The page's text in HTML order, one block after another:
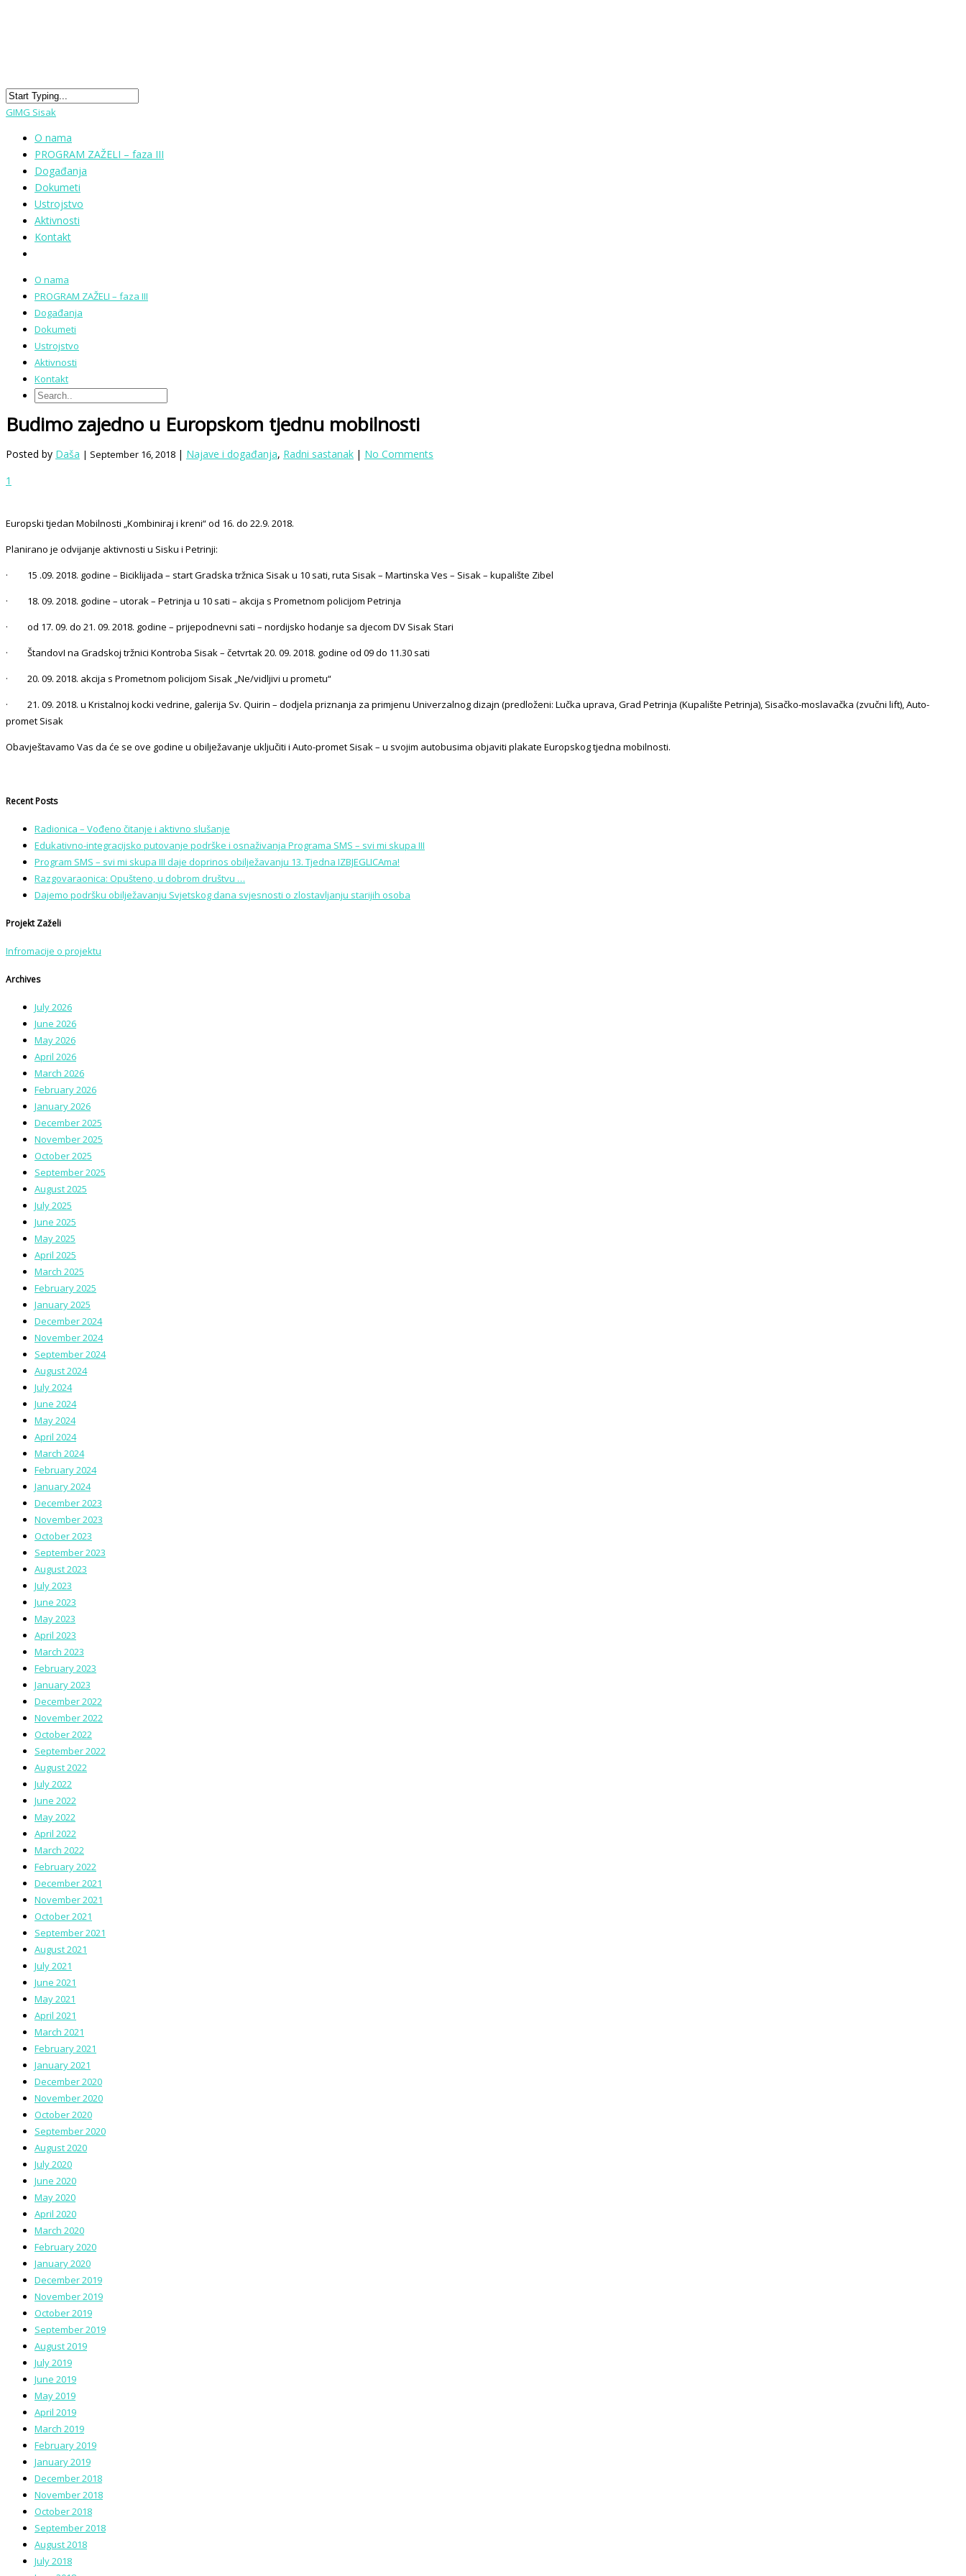
GIMG Sisak
O nama
PROGRAM ZAŽELI – faza III
Događanja
Dokumeti
Ustrojstvo
Aktivnosti
Kontakt
O nama
PROGRAM ZAŽELI – faza III
Događanja
Dokumeti
Ustrojstvo
Aktivnosti
Kontakt
Budimo zajedno u Europskom tjednu mobilnosti
Posted by Daša | September 16, 2018 | Najave i događanja, Radni sastanak | No Comments
1
Europski tjedan Mobilnosti „Kombiniraj i kreni“ od 16. do 22.9. 2018.
Planirano je odvijanje aktivnosti u Sisku i Petrinji:
· 15 .09. 2018. godine – Biciklijada – start Gradska tržnica Sisak u 10 sati, ruta Sisak – Martinska Ves – Sisak – kupalište Zibel
· 18. 09. 2018. godine – utorak – Petrinja u 10 sati – akcija s Prometnom policijom Petrinja
· od 17. 09. do 21. 09. 2018. godine – prijepodnevni sati – nordijsko hodanje sa djecom DV Sisak Stari
· ŠtandovI na Gradskoj tržnici Kontroba Sisak – četvrtak 20. 09. 2018. godine od 09 do 11.30 sati
· 20. 09. 2018. akcija s Prometnom policijom Sisak „Ne/vidljivi u prometu“
· 21. 09. 2018. u Kristalnoj kocki vedrine, galerija Sv. Quirin – dodjela priznanja za primjenu Univerzalnog dizajn (predloženi: Lučka uprava, Grad Petrinja (Kupalište Petrinja), Sisačko-moslavačka (zvučni lift), Auto-
promet Sisak
Obavještavamo Vas da će se ove godine u obilježavanje uključiti i Auto-promet Sisak – u svojim autobusima objaviti plakate Europskog tjedna mobilnosti.
Recent Posts
Radionica – Vođeno čitanje i aktivno slušanje
Edukativno-integracijsko putovanje podrške i osnaživanja Programa SMS – svi mi skupa III
Program SMS – svi mi skupa III daje doprinos obilježavanju 13. Tjedna IZBJEGLICAma!
Razgovaraonica: Opušteno, u dobrom društvu …
Dajemo podršku obilježavanju Svjetskog dana svjesnosti o zlostavljanju starijih osoba
Projekt Zaželi
Infromacije o projektu
Archives
July 2026
June 2026
May 2026
April 2026
March 2026
February 2026
January 2026
December 2025
November 2025
October 2025
September 2025
August 2025
July 2025
June 2025
May 2025
April 2025
March 2025
February 2025
January 2025
December 2024
November 2024
September 2024
August 2024
July 2024
June 2024
May 2024
April 2024
March 2024
February 2024
January 2024
December 2023
November 2023
October 2023
September 2023
August 2023
July 2023
June 2023
May 2023
April 2023
March 2023
February 2023
January 2023
December 2022
November 2022
October 2022
September 2022
August 2022
July 2022
June 2022
May 2022
April 2022
March 2022
February 2022
December 2021
November 2021
October 2021
September 2021
August 2021
July 2021
June 2021
May 2021
April 2021
March 2021
February 2021
January 2021
December 2020
November 2020
October 2020
September 2020
August 2020
July 2020
June 2020
May 2020
April 2020
March 2020
February 2020
January 2020
December 2019
November 2019
October 2019
September 2019
August 2019
July 2019
June 2019
May 2019
April 2019
March 2019
February 2019
January 2019
December 2018
November 2018
October 2018
September 2018
August 2018
July 2018